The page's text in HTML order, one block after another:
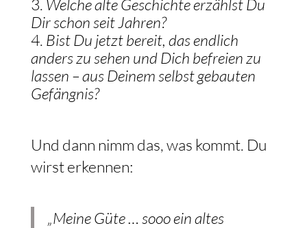
Dir schon seit Jahren?
Bist Du jetzt bereit, das endlich
anders zu sehen und Dich befreien zu
lassen – aus Deinem selbst gebauten
Gefängnis?
Und dann nimm das, was kommt. Du
wirst erkennen:
„Meine Güte … sooo ein altes